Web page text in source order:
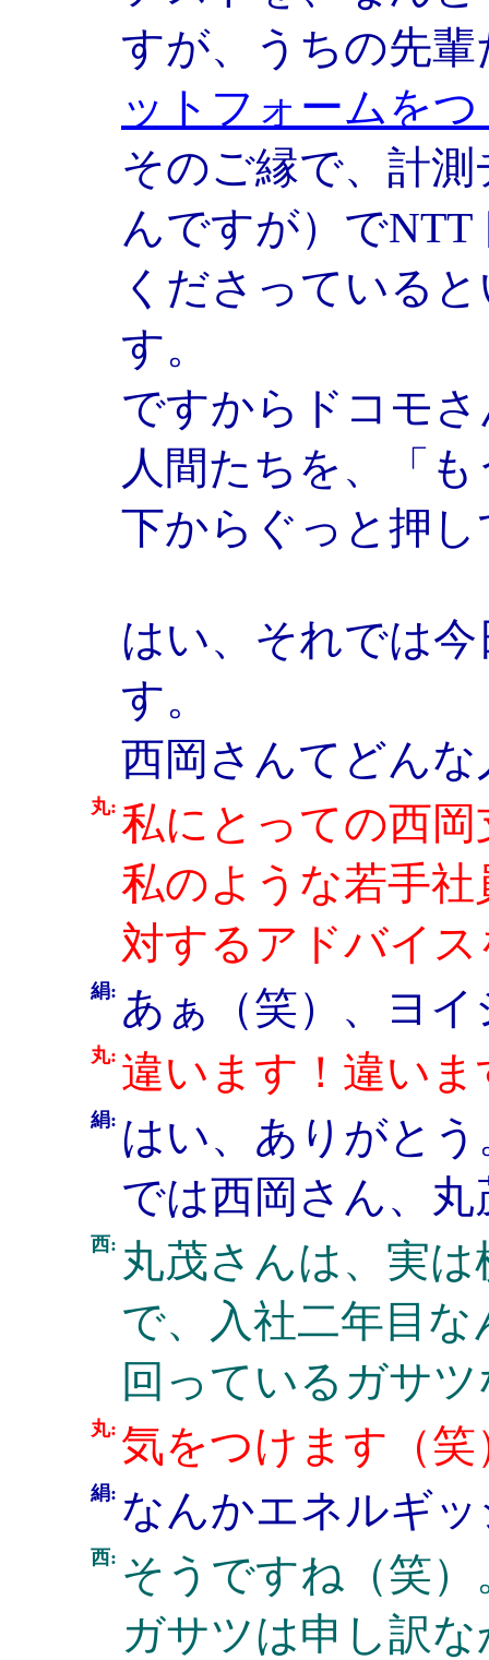
すが、うちの先
ットフォームを
そのご縁で、計
んですが）で
くださっている
す。
ですからドコモ
人間たちを、「
下からぐっと押
はい、それでは
す。
西岡さんてどん
丸: 私にとっての西
私のような若手
対するアドバイ
絹: あぁ（笑）、ヨ
丸: 違います！違い
絹: はい、ありがとう
では西岡さん、
西: 丸茂さんは、実
で、入社二年目
回っているガサ
丸: 気をつけます（笑
絹: なんかエネルギ
西: そうですね（笑）
ガサツは申し訳